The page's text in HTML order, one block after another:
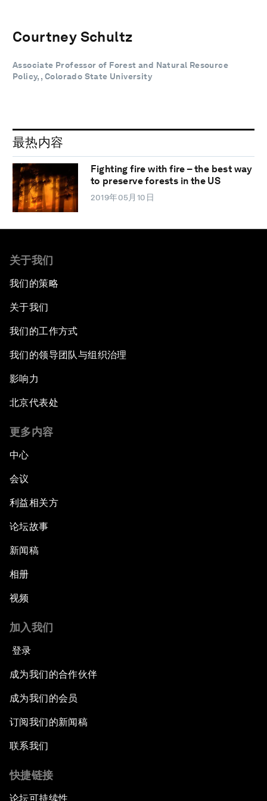
Courtney Schultz
Associate Professor of Forest and Natural Resource
Policy, , Colorado State University
最热内容
Fighting fire with fire – the best way
to preserve forests in the US
2019年05月10日
关于我们
我们的策略
关于我们
我们的工作方式
我们的领导团队与组织治理
影响力
北京代表处
更多内容
中心
会议
利益相关方
论坛故事
新闻稿
相册
视频
加入我们
登录
成为我们的合作伙伴
成为我们的会员
订阅我们的新闻稿
联系我们
快捷链接
论坛可持续性